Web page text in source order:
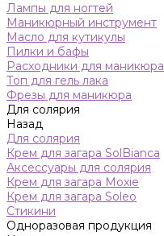
Лампы для ногтей
Маникюрный инструмент
Масло для кутикулы
Пилки и бафы
Расходники для маникюра
Топ для гель лака
Фрезы для маникюра
Для солярия
Назад
Для солярия
Крем для загара SolBianca
Аксессуары для солярия
Крем для загара Moxie
Крем для загара Soleo
Стикини
Одноразовая продукция